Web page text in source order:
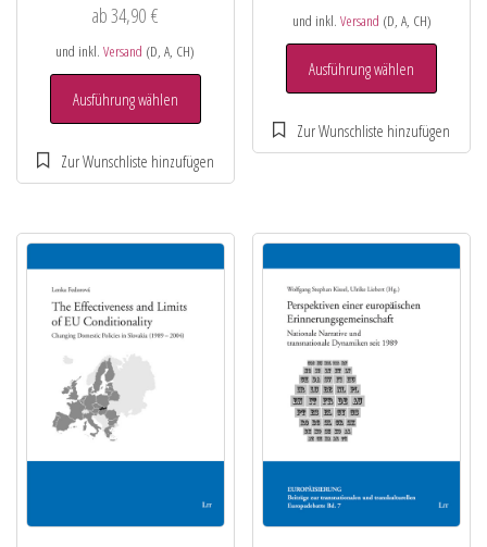
ab34,90€
und inkl.Versand (D, A, CH)
Ausführung wählen
und inkl. Versand (D, A, CH)
Ausführung wählen